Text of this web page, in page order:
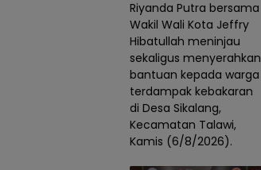
Riyanda Putra bersama
Wakil Wali Kota Jeffry
Hibatullah meninjau
sekaligus menyerahkan
bantuan kepada warga
terdampak kebakaran
di Desa Sikalang,
Kecamatan Talawi,
Kamis (6/8/2026).